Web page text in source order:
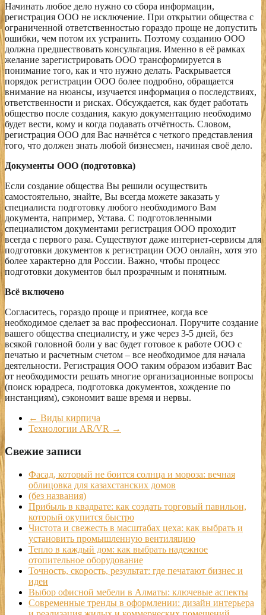
Начинать любое дело нужно со сбора информации,
регистрация ООО не исключение. При открытии общества с
ограниченной ответственностью гораздо проще не допустить
ошибки, чем потом их устранить. Поэтому созданию ООО
должна предшествовать консультация. Именно в её рамках
желание зарегистрировать ООО трансформируется в
понимание того, как и что нужно делать. Раскрывается
порядок регистрации ООО более подробно, обращается
внимание на нюансы, изучается информация о последствиях,
ответственности и рисках. Обсуждается, как будет работать
общество после создания, какую документацию необходимо
будет вести, кому и когда подавать отчётность. Словом,
регистрация ООО для Вас начнётся с четкого представления
того, что должен знать любой бизнесмен, начиная своё дело.
Документы ООО (подготовка)
Если создание общества Вы решили осуществить
самостоятельно, знайте, Вы всегда можете заказать у
специалиста подготовку любого необходимого Вам
документа, например, Устава. С подготовленными
специалистом документами регистрация ООО проходит
всегда с первого раза. Существуют даже интернет-сервисы для
подготовки документов к регистрации ООО онлайн, хотя это
более характерно для России. Важно, чтобы процесс
подготовки документов был прозрачным и понятным.
Всё включено
Согласитесь, гораздо проще и приятнее, когда все
необходимое сделает за вас профессионал. Поручите создание
вашего общества специалисту, и уже через 3-5 дней, без
всякой головной боли у вас будет готовое к работе ООО с
печатью и расчетным счетом – все необходимое для начала
деятельности. Регистрация ООО таким образом избавит Вас
от необходимости решать многие организационные вопросы
(поиск юрадреса, подготовка документов, хождение по
инстанциям), сэкономит ваше время и нервы.
← Виды кирпича
Технологии AR/VR →
Свежие записи
Фасад, который не боится солнца и мороза: вечная
облицовка для казахстанских домов
(без названия)
Прибыль в квадрате: как создать торговый павильон,
который окупится быстро
Чистота и свежесть в масштабах цеха: как выбрать и
установить промышленную вентиляцию
Тепло в каждый дом: как выбрать надежное
отопительное оборудование
Точность, скорость, результат: где печатают бизнес и
идеи
Выбор офисной мебели в Алматы: ключевые аспекты
Современные тренды в оформлении: дизайн интерьера